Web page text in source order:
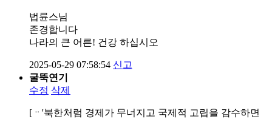
법륜스님
존경합니다
나라의 큰 어른! 건강 하십시오
2025-05-29 07:58:54 신고
굴뚝연기
수정 삭제
[ᆢ'북한처럼 경제가 무너지고 국제적 고립을 감수하면